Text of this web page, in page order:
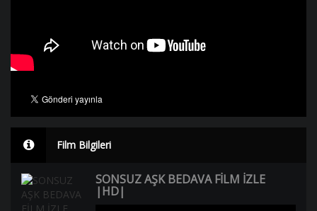
Film Bilgileri
SONSUZ AŞK BEDAVA FİLM İZLE
|HD|